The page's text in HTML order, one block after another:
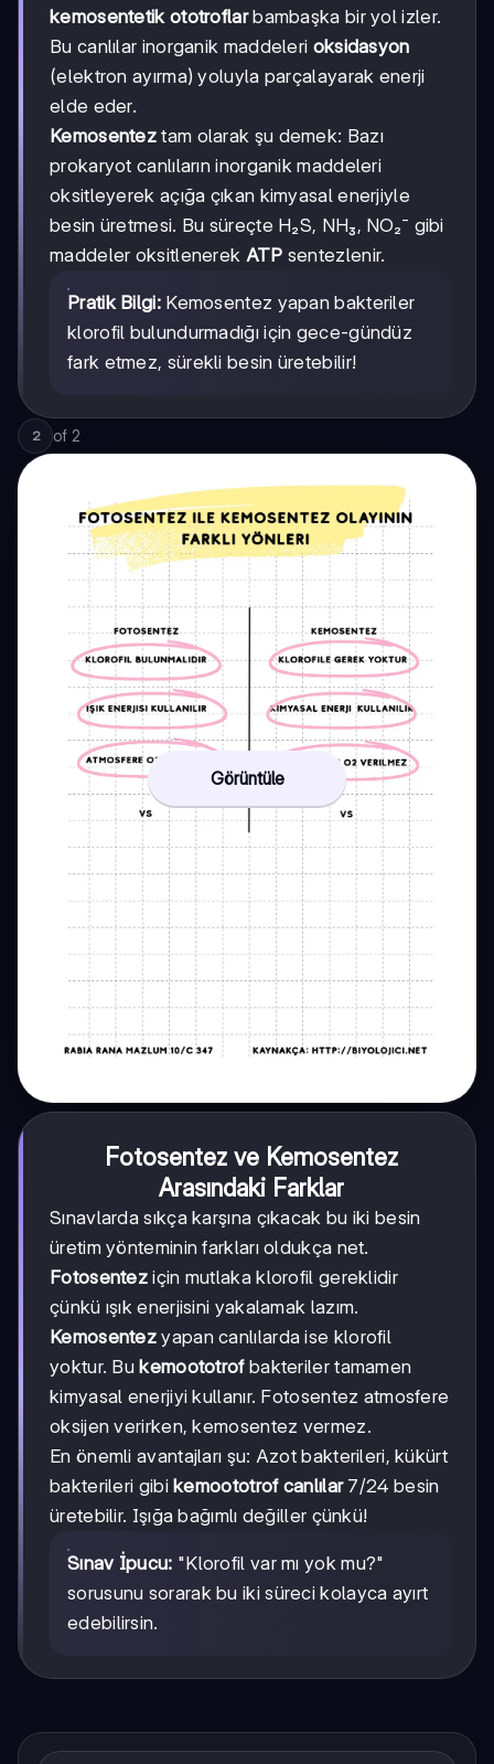
kemosentetik ototroflarbambaşka bir yol izler.
Bu canlılar inorganik maddeleri oksidasyon
(elektron ayırma) yoluyla parçalayarak enerji
elde eder.
Kemosentez tam olarak şu demek: Bazı
prokaryot canlıların inorganik maddeleri
oksitleyerek açığa çıkan kimyasal enerjiyle
besin üretmesi. Bu süreçte H₂S, NH₃, NO₂⁻ gibi
maddeler oksitlenerek ATP sentezlenir.
Pratik Bilgi:Kemosentez yapan bakteriler
klorofil bulundurmadığı için gece-gündüz
fark etmez, sürekli besin üretebilir!
2 of 2
Görüntüle
Fotosentez ve Kemosentez
Arasındaki Farklar
Sınavlarda sıkça karşına çıkacak bu iki besin
üretim yönteminin farkları oldukça net.
Fotosentez için mutlaka klorofil gereklidir
çünkü ışık enerjisini yakalamak lazım.
Kemosentez yapan canlılarda ise klorofil
yoktur. Bu kemoototrofbakteriler tamamen
kimyasal enerjiyi kullanır. Fotosentez atmosfere
oksijen verirken, kemosentez vermez.
En önemli avantajları şu: Azot bakterileri, kükürt
bakterileri gibi kemoototrof canlılar7/24 besin
üretebilir. Işığa bağımlı değiller çünkü!
Sınav İpucu: "Klorofil var mı yok mu?"
sorusunu sorarak bu iki süreci kolayca ayırt
edebilirsin.